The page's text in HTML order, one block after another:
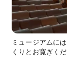
ミュージアムに
くりとお寛ぎくだ